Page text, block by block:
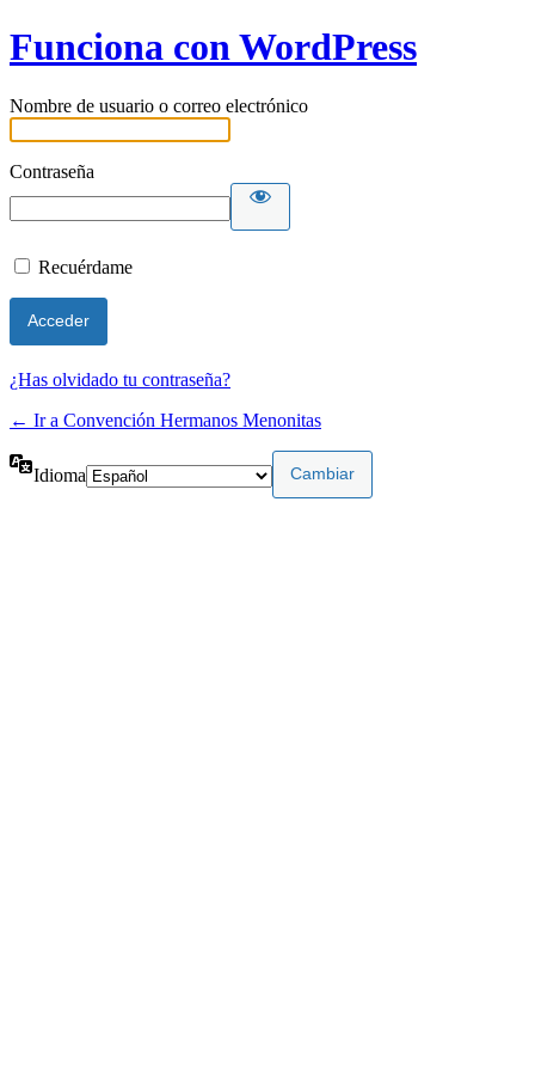
Funciona con WordPress
Nombre de usuario o correo electrónico
Contraseña
Recuérdame
¿Has olvidado tu contraseña?
← Ir a Convención Hermanos Menonitas
Idioma